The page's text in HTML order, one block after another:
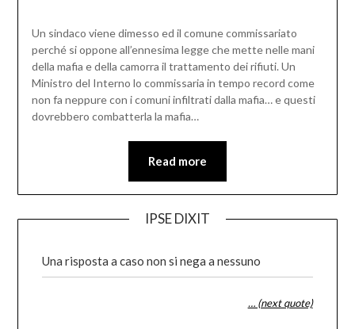
Un sindaco viene dimesso ed il comune commissariato
perché si oppone all’ennesima legge che mette nelle mani
della mafia e della camorra il trattamento dei rifiuti. Un
Ministro del Interno lo commissaria in tempo record come
non fa neppure con i comuni infiltrati dalla mafia… e questi
dovrebbero combatterla la mafia…
Read more
IPSE DIXIT
Una risposta a caso non si nega a nessuno
… (next quote)